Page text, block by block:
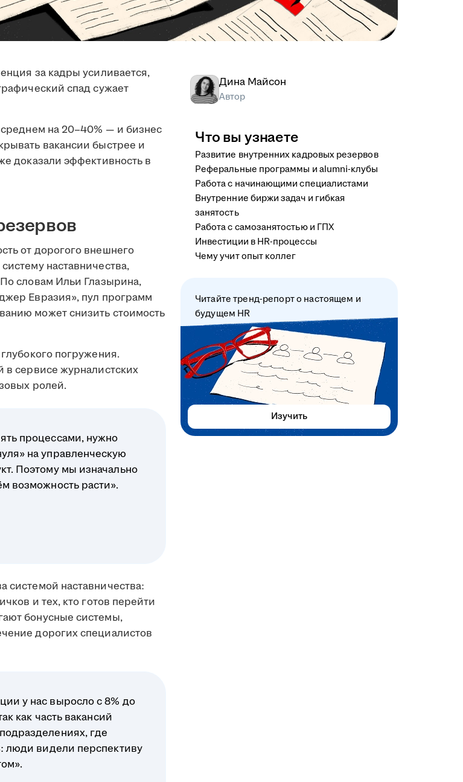
за кадры усиливается,
спад сужает
на 20–40% — и бизнес
вакансии быстрее и
доказали эффективность в
от дорогого внешнего
наставничества,
словам Ильи Глазырина,
Евразия», пул программ
может снизить стоимость
погружения.
в сервисе журналистских
ролей.
процессами, нужно
на управленческую
Поэтому мы изначально
возможность расти».
системой наставничества:
и тех, кто готов перейти
бонусные системы,
дорогих специалистов
у нас выросло с 8% до
как часть вакансий
где
люди видели перспективу
Дина Майсон
Автор
Что вы узнаете
Развитие внутренних кадровых резервов
Реферальные программы и alumni-клубы
Работа с начинающими специалистами
Внутренние биржи задач и гибкая
занятость
Работа с самозанятостью и ГПХ
Инвестиции в HR-процессы
Чему учит опыт коллег
Читайте тренд-репорт о настоящем и
будущем HR
Изучить